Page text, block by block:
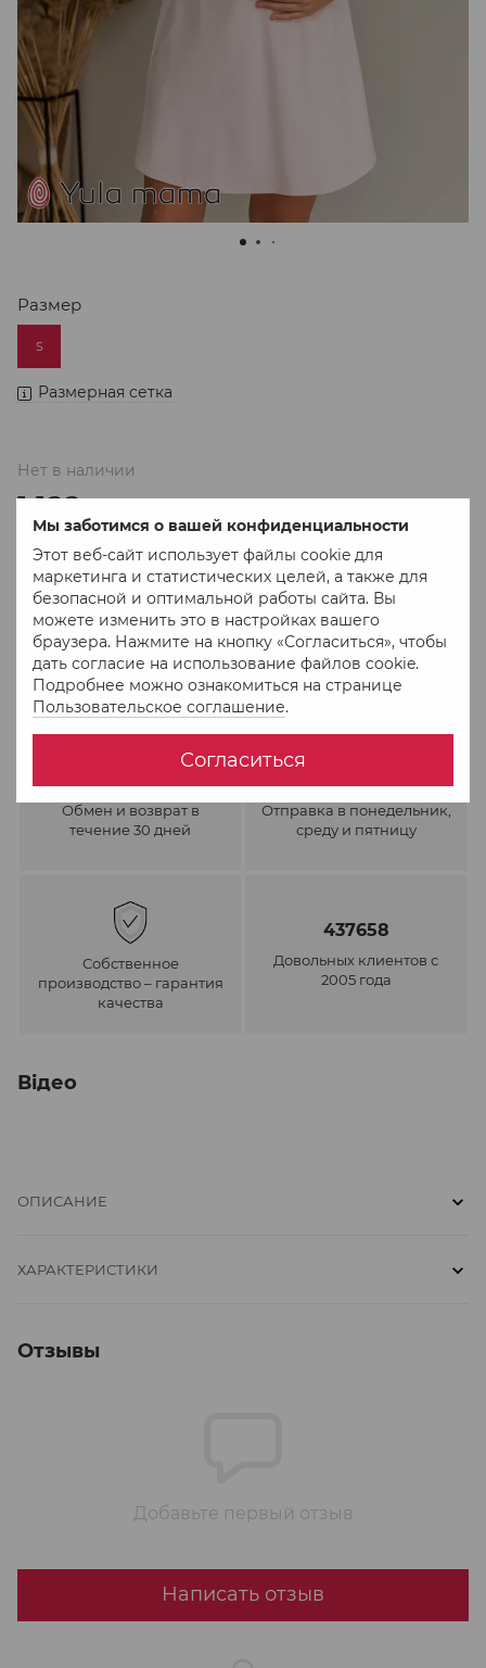
Мы заботимся о вашей конфиденциальности
Этот веб-сайт использует файлы cookie для
маркетинга и статистических целей, а также для
безопасной и оптимальной работы сайта. Вы
можете изменить это в настройках вашего
браузера. Нажмите на кнопку «Согласиться», чтобы
дать согласие на использование файлов cookie.
Подробнее можно ознакомиться на странице
Пользовательское соглашение.
Согласиться
Размер
S
Размерная сетка
Нет в наличии
1 122 грн
В избранное К сравнению
Обмен и возврат в
течение 30 дней
Отправка в понедельник,
среду и пятницу
Собственное
производство – гарантия
качества
437658
Довольных клиентов с
2005 года
Відео
ОПИСАНИЕ
ХАРАКТЕРИСТИКИ
Отзывы
Добавьте первый отзыв
Написать отзыв